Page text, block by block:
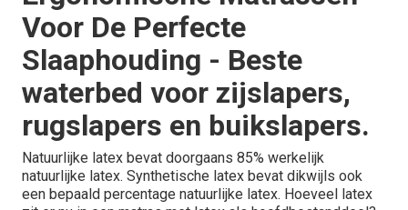
Voor De Perfecte
Slaaphouding - Beste
waterbed voor zijslapers,
rugslapers en buikslapers.
Natuurlijke latex bevat doorgaans 85% werkelijk
natuurlijke latex. Synthetische latex bevat dikwijls ook
een bepaald percentage natuurlijke latex. Hoeveel latex